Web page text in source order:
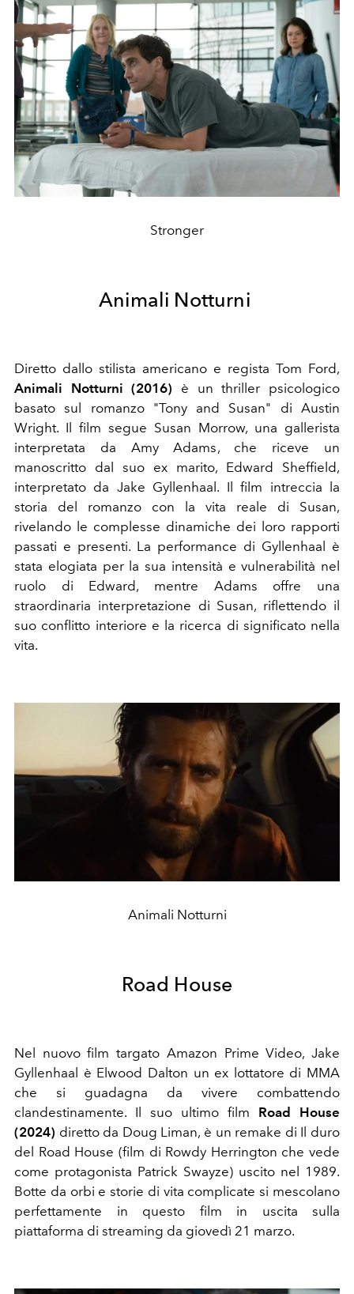
Stronger
Animali Notturni
Diretto dallo stilista americano e regista Tom Ford,
Animali Notturni (2016) è un thriller psicologico
basato sul romanzo "Tony and Susan" di Austin
Wright. Il film segue Susan Morrow, una gallerista
interpretata da Amy Adams, che riceve un
manoscritto dal suo ex marito, Edward Sheffield,
interpretato da Jake Gyllenhaal. Il film intreccia la
storia del romanzo con la vita reale di Susan,
rivelando le complesse dinamiche dei loro rapporti
passati e presenti. La performance di Gyllenhaal è
stata elogiata per la sua intensità e vulnerabilità nel
ruolo di Edward, mentre Adams offre una
straordinaria interpretazione di Susan, riflettendo il
suo conflitto interiore e la ricerca di significato nella
vita.
Animali Notturni
Road House
Nel nuovo film targato Amazon Prime Video, Jake
Gyllenhaal è Elwood Dalton un ex lottatore di MMA
che si guadagna da vivere combattendo
clandestinamente. Il suo ultimo film Road House
(2024) diretto da Doug Liman, è un remake di Il duro
del Road House (film di Rowdy Herrington che vede
come protagonista Patrick Swayze) uscito nel 1989.
Botte da orbi e storie di vita complicate si mescolano
perfettamente in questo film in uscita sulla
piattaforma di streaming da giovedì 21 marzo.